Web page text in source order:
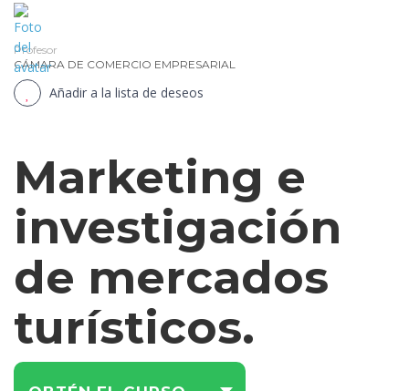
Profesor
CÁMARA DE COMERCIO EMPRESARIAL
Añadir a la lista de deseos
Marketing e
investigación
de mercados
turísticos.